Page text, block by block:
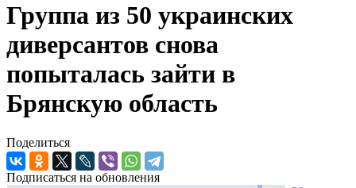
Группа из 50 украинских
диверсантов снова
попыталась зайти в
Брянскую область
Поделиться
Подписаться на обновления